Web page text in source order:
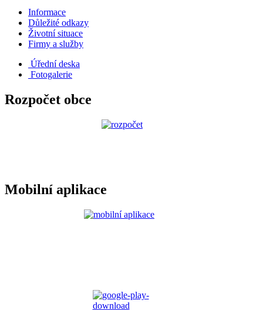
Informace
Důležité odkazy
Životní situace
Firmy a služby
Úřední deska
Fotogalerie
Rozpočet obce
Mobilní aplikace